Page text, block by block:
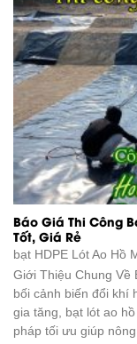
Báo Giá Thi Công
Tốt, Giá Rẻ
bạt HDPE Lót Ao Hồ
Giới Thiệu Chung Về
bối cảnh biến đổi khí
gia tăng, bạt lót ao
pháp tối ưu giúp